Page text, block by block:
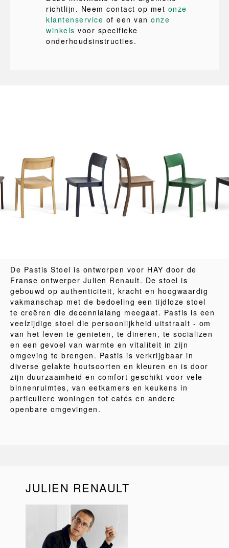
richtlijn. Neem contact op met onze
klantenservice of een van onze
winkels voor specifieke
onderhoudsinstructies.
De Pastis Stoel is ontworpen voor HAY door de
Franse ontwerper Julien Renault. De stoel is
gebouwd op authenticiteit, kracht en hoogwaardig
vakmanschap met de bedoeling een tijdloze stoel
te creëren die decennialang meegaat. Pastis is een
veelzijdige stoel die persoonlijkheid uitstraalt - om
van het leven te genieten, te dineren, te socializen
en een gevoel van warmte en vitaliteit in zijn
omgeving te brengen. Pastis is verkrijgbaar in
diverse gelakte houtsoorten en kleuren en is door
zijn duurzaamheid en comfort geschikt voor vele
binnenruimtes, van eetkamers en keukens in
particuliere woningen tot cafés en andere
openbare omgevingen.
JULIEN RENAULT